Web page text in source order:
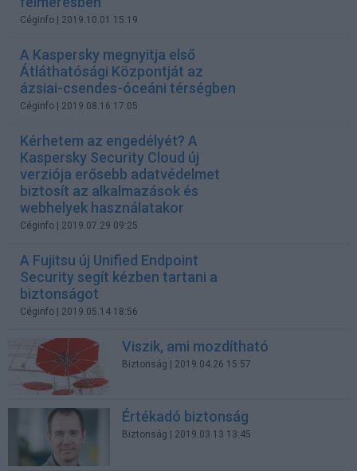
Céginfo | 2019.10.01 15:19
A Kaspersky megnyitja első
Átláthatósági Központját az
ázsiai-csendes-óceáni térségben
Céginfo | 2019.08.16 17:05
Kérhetem az engedélyét? A
Kaspersky Security Cloud új
verziója erősebb adatvédelmet
biztosít az alkalmazások és
webhelyek használatakor
Céginfo | 2019.07.29 09:25
A Fujitsu új Unified Endpoint
Security segít kézben tartani a
biztonságot
Céginfo | 2019.05.14 18:56
Viszik, ami mozdítható
Biztonság | 2019.04.26 15:57
Értékadó biztonság
Biztonság | 2019.03.13 13:45